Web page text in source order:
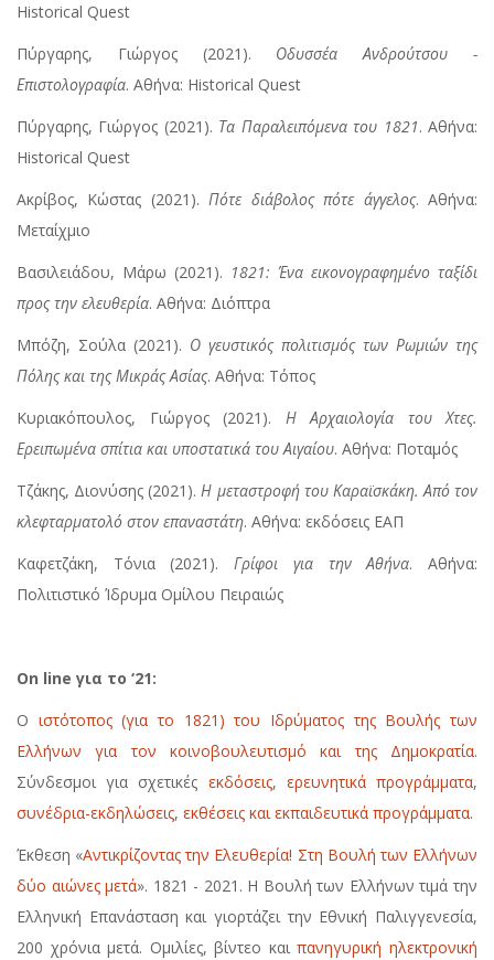
Historical Quest
Πύργαρης, Γιώργος (2021). Οδυσσέα Ανδρούτσου -
Επιστολογραφία. Αθήνα: Historical Quest
Πύργαρης, Γιώργος (2021). Τα Παραλειπόμενα του 1821. Αθήνα:
Historical Quest
Ακρίβος, Κώστας (2021).Πότε διάβολος πότε άγγελος. Αθήνα:
Μεταίχμιο
Βασιλειάδου, Μάρω (2021). 1821: Ένα εικονογραφημένο ταξίδι
προς την ελευθερία. Αθήνα: Διόπτρα
Μπόζη, Σούλα (2021). Ο γευστικός πολιτισμός των Ρωμιών της
Πόλης και της Μικράς Ασίας. Αθήνα: Τόπος
Κυριακόπουλος, Γιώργος (2021). Η Αρχαιολογία του Χτες.
Ερειπωμένα σπίτια και υποστατικά του Αιγαίου. Αθήνα: Ποταμός
Τζάκης, Διονύσης (2021).Η μεταστροφή του Καραϊσκάκη. Από τον
κλεφταρματολό στον επαναστάτη. Αθήνα: εκδόσεις ΕΑΠ
Καφετζάκη, Τόνια (2021).Γρίφοι για την Αθήνα. Αθήνα:
Πολιτιστικό Ίδρυμα Ομίλου Πειραιώς
On line για το ‘21:
Ο ιστότοπος (για το 1821) του Ιδρύματος της Βουλής των
Ελλήνων για τον κοινοβουλευτισμό και της Δημοκρατία.
Σύνδεσμοι για σχετικές εκδόσεις, ερευνητικά προγράμματα,
συνέδρια-εκδηλώσεις, εκθέσεις και εκπαιδευτικά προγράμματα.
Έκθεση «Αντικρίζοντας την Ελευθερία! Στη Βουλή των Ελλήνων
δύο αιώνες μετά». 1821 - 2021. Η Βουλή των Ελλήνων τιμά την
Ελληνική Επανάσταση και γιορτάζει την Εθνική Παλιγγενεσία,
200 χρόνια μετά. Ομιλίες, βίντεο καιπανηγυρική ηλεκτρονική